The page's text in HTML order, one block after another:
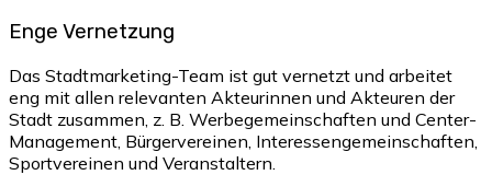
Enge Vernetzung
Das Stadtmarketing-Team ist gut vernetzt und arbeitet
eng mit allen relevanten Akteurinnen und Akteuren der
Stadt zusammen, z. B. Werbegemeinschaften und Center-
Management, Bürgervereinen, Interessengemeinschaften,
Sportvereinen und Veranstaltern.